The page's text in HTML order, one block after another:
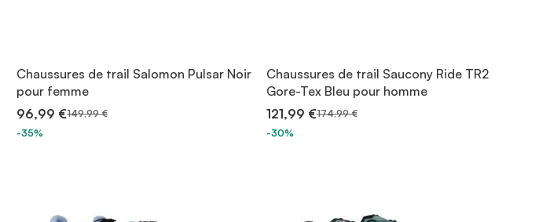
Chaussures de trail Salomon Pulsar Noir
pour femme
96,99 €149,99 €
-35%
Chaussures de trail Saucony Ride TR2
Gore-Tex Bleu pour homme
121,99 €174,99 €
-30%